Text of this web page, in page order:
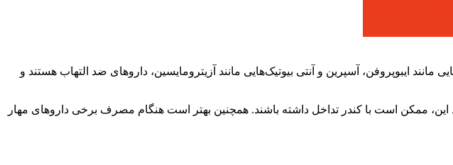
ایبوپروفن، آسپرین و آنتی بیوتیک‌هایی مانند آزیترومایسین، داروهای ضد التهاب هستند و
ممکن است با کندر تداخل داشته باشند. همچنین بهتر است هنگام مصرف برخی داروهای مهار